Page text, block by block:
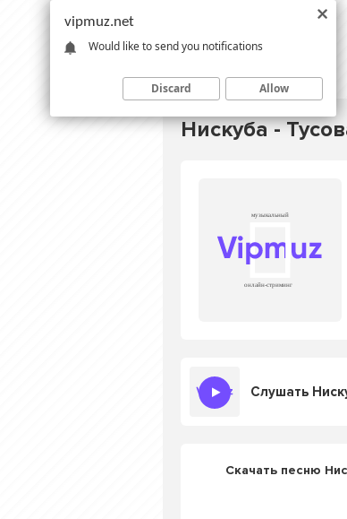
Нискуба -
Слушать
Скачать песню
vipmuz.net
Would like to send you notifications
Discard Allow